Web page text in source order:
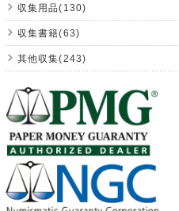
収集用品(130)
収集書籍(63)
其他収集(243)